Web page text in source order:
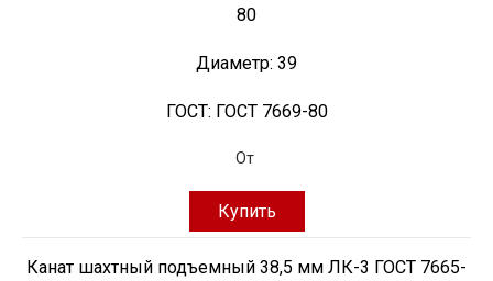
80
Диаметр: 39
ГОСТ: ГОСТ 7669-80
От
Купить
Канат шахтный подъемный 38,5 мм ЛК-3 ГОСТ 7665-